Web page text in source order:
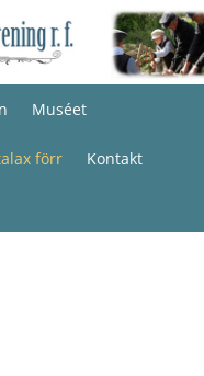
Muséet
förr Kontakt